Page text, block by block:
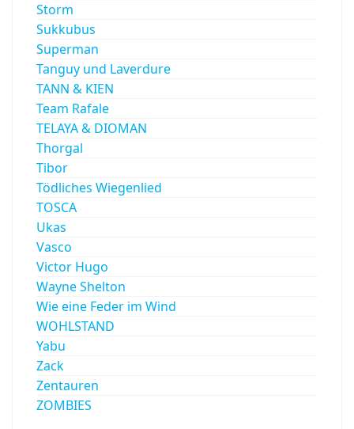
Storm
Sukkubus
Superman
Tanguy und Laverdure
TANN & KIEN
Team Rafale
TELAYA & DIOMAN
Thorgal
Tibor
Tödliches Wiegenlied
TOSCA
Ukas
Vasco
Victor Hugo
Wayne Shelton
Wie eine Feder im Wind
WOHLSTAND
Yabu
Zack
Zentauren
ZOMBIES